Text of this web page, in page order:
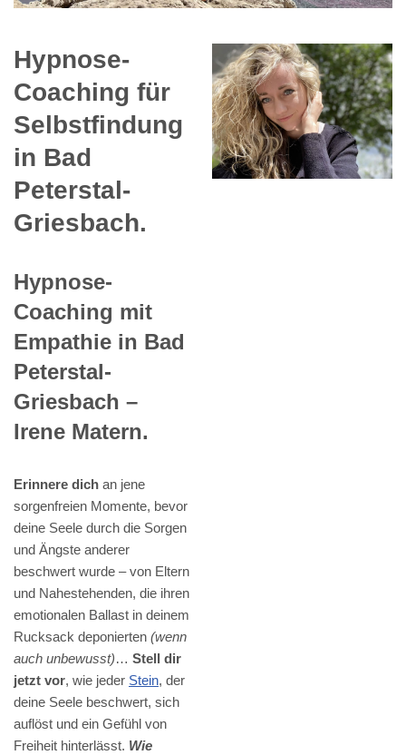
Hypnose-
Coaching für
Selbstfindung
in Bad
Peterstal-
Griesbach.
Hypnose-
Coaching mit
Empathie in Bad
Peterstal-
Griesbach –
Irene Matern.
Erinnere dich an jene
sorgenfreien Momente, bevor
deine Seele durch die Sorgen
und Ängste anderer
beschwert wurde – von Eltern
und Nahestehenden, die ihren
emotionalen Ballast in deinem
Rucksack deponierten (wenn
auch unbewusst)… Stell dir
jetzt vor, wie jeder Stein, der
deine Seele beschwert, sich
auflöst und ein Gefühl von
Freiheit hinterlässt. Wie